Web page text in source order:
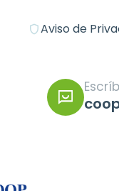
shieldAviso de